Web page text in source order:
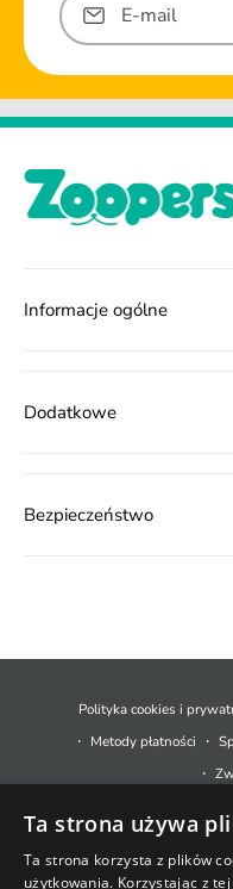
E-mail
Informacje ogólne
Dodatkowe
Bezpieczeństwo
e
y
p
ł
© 2026,
Polityka cookies i
Metody płatności
Ta strona używa
Ta strona korzysta z plików
użytkowania. Korzystając z